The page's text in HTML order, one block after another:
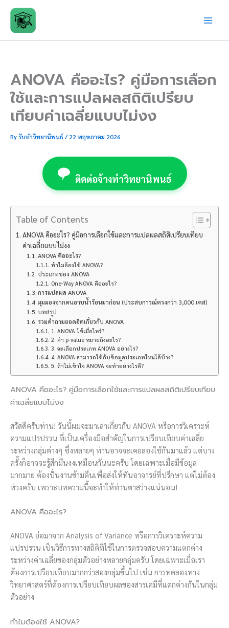
content
ANOVA คืออะไร? คู่มือการเลือก
ใช้และการแปลผลสถิติเปรียบ
เทียบค่าเฉลี่ยแบบไม่งง
Byรับทำวิทยานิพนธ์/22 พฤษภาคม 2026
ติดต่อจ้างทำวิทยานิพนธ์
Table of Contents
ANOVA คืออะไร? คู่มือการเลือกใช้และการแปลผลสถิติเปรียบเทียบ
ค่าเฉลี่ยแบบไม่งง
ANOVA คืออะไร?
ทำไมต้องใช้ ANOVA?
ประเภทของ ANOVA
One-Way ANOVA คืออะไร?
การแปลผล ANOVA
มุมมองจากคนอาบน้ำร้อนมาก่อน (ประสบการณ์ตรงกว่า 3,000 เคส)
บทสรุป
รวมคำถามยอดฮิตเกี่ยวกับ ANOVA
1. ANOVA ใช้เมื่อไหร่?
2. ค่า p-value หมายถึงอะไร?
3. จะเลือกประเภท ANOVA อย่างไร?
4. ANOVA สามารถใช้กับข้อมูลประเภทไหนได้บ้าง?
5. ถ้าไม่เข้าใจ ANOVA จะทำอย่างไรดี?
ANOVA คืออะไร? คู่มือการเลือกใช้และการแปลผลสถิติเปรียบเทียบ
ค่าเฉลี่ยแบบไม่งง
สวัสดีครับท่าน! วันนี้ผมจะมาเล่าเกี่ยวกับ ANOVA หรือการวิเคราะห์
ความแปรปรวน ที่เป็นเครื่องมือสำคัญในการเปรียบเทียบค่าเฉลี่ย
ระหว่างกลุ่มต่างๆ ซึ่งหลายๆ ท่านอาจจะเคยลองใช้กันมาแล้ว แต่บาง
ครั้งก็อาจจะรู้สึกมึนงงเหมือนกันนะครับ โดยเฉพาะเมื่อมีข้อมูล
มากมาย ต้องปั่นงานข้ามคืนเพื่อส่งให้ทันอาจารย์ที่ปรึกษา แต่ไม่ต้อง
ห่วงครับ เพราะบทความนี้จะทำให้ท่านตาสว่างแน่นอน!
ANOVA คืออะไร?
ANOVA ย่อมาจาก Analysis of Variance หรือการวิเคราะห์ความ
แปรปรวน เป็นวิธีการทางสถิติที่ใช้ในการตรวจสอบความแตกต่าง
ระหว่างค่าเฉลี่ยของกลุ่มตัวอย่างหลายกลุ่มครับ โดยเฉพาะเมื่อเรา
ต้องการเปรียบเทียบมากกว่าสองกลุ่มขึ้นไป เช่น การทดลองทาง
วิทยาศาสตร์ที่ต้องการเปรียบเทียบผลของสารเคมีที่แตกต่างกันในกลุ่ม
ตัวอย่าง
ทำไมต้องใช้ ANOVA?